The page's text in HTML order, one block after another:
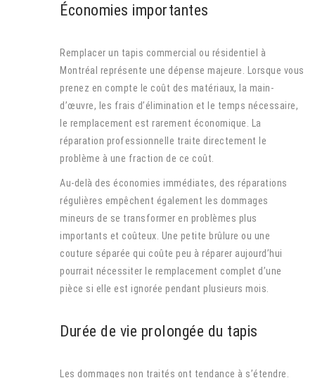
Économies importantes
Remplacer un tapis commercial ou résidentiel à
Montréal représente une dépense majeure. Lorsque vous
prenez en compte le coût des matériaux, la main-
d’œuvre, les frais d’élimination et le temps nécessaire,
le remplacement est rarement économique. La
réparation professionnelle traite directement le
problème à une fraction de ce coût.
Au-delà des économies immédiates, des réparations
régulières empêchent également les dommages
mineurs de se transformer en problèmes plus
importants et coûteux. Une petite brûlure ou une
couture séparée qui coûte peu à réparer aujourd’hui
pourrait nécessiter le remplacement complet d’une
pièce si elle est ignorée pendant plusieurs mois.
Durée de vie prolongée du tapis
Les dommages non traités ont tendance à s’étendre.